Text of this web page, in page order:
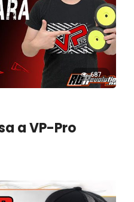
687
a VP-Pro